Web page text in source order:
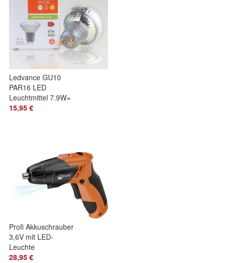
Ledvance GU10
PAR16 LED
Leuchtmittel 7.9W=
(51W) 2700K 650
15,95 €
Profi Akkuschrauber
3,6V mit LED-
Leuchte
28,95 €